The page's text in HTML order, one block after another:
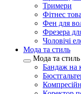
Тримери
Фітнес
Фен для
Фрезера
Чоловічі
Мода та стиль
Мода та стиль
Бандаж на